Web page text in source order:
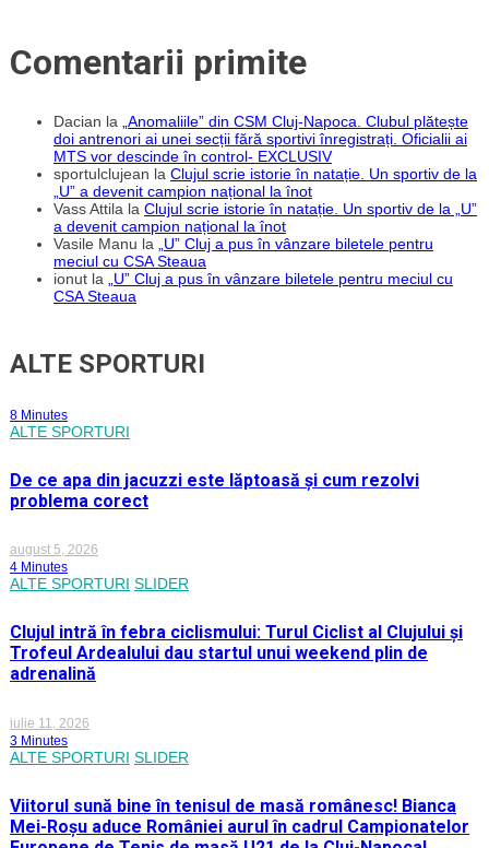
Comentarii primite
Dacian la
„Anomaliile” din CSM Cluj-Napoca. Clubul plătește
doi antrenori ai unei secții fără sportivi înregistrați. Oficialii ai
MTS vor descinde în control- EXCLUSIV
sportulclujean la Clujul scrie istorie în natație. Un sportiv de la
„U” a devenit campion național la înot
Vass Attila la Clujul scrie istorie în natație. Un sportiv de la „U”
a devenit campion național la înot
Vasile Manu la
„U” Cluj a pus în vânzare biletele pentru
meciul cu CSA Steaua
ionut la
„U” Cluj a pus în vânzare biletele pentru meciul cu
CSA Steaua
ALTE SPORTURI
8 Minutes
ALTE SPORTURI
De ce apa din jacuzzi este lăptoasă și cum rezolvi
problema corect
august 5, 2026
4 Minutes
ALTE SPORTURI SLIDER
Clujul intră în febra ciclismului: Turul Ciclist al Clujului și
Trofeul Ardealului dau startul unui weekend plin de
adrenalină
iulie 11, 2026
3 Minutes
ALTE SPORTURI SLIDER
Viitorul sună bine în tenisul de masă românesc! Bianca
Mei-Roșu aduce României aurul în cadrul Campionatelor